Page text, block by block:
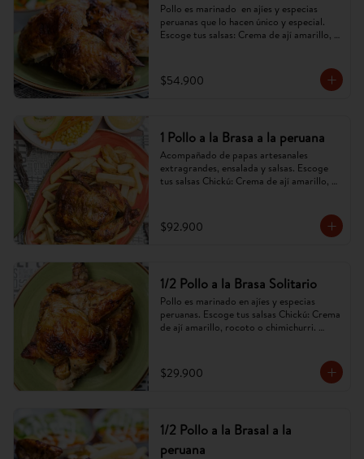
Pollo es marinado  en ajíes y especias
peruanas que lo hacen único y especial.
Escoge tus salsas: Crema de ají amarillo,
$54.900
1 Pollo a la Brasa a la peruana
Acompañado de papas artesanales
extragrandes, ensalada y salsas. Escoge
tus salsas Chickú: Crema de ají amarillo,
$92.900
1/2 Pollo a la Brasa Solitario
Pollo es marinado en ajíes y especias
peruanas. Escoge tus salsas Chickú: Crema
de ají amarillo, rocoto o chimichurri.
$29.900
1/2 Pollo a la Brasal a la
peruana